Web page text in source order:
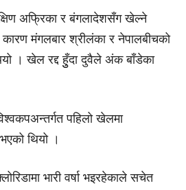
अफ्रिका र बंगलादेशसँग खेल्ने
कारण मंगलबार श्रीलंका र नेपालबीचको
। खेल रद्द हुुँदा दुवैले अंक बाँडेका
पहिलो खेलमा
थियो ।
भारी वर्षा भइरहेकाले सचेत